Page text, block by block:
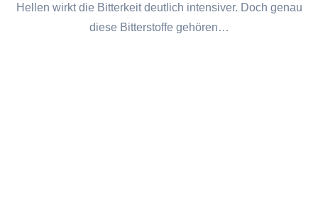
Hellen wirkt die Bitterkeit deutlich intensiver. Doch genau
diese Bitterstoffe gehören…